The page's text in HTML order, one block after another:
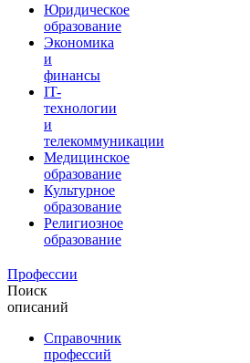
Юридическое
образование
Экономика
и
финансы
IT-
технологии
и
телекоммуникации
Медицинское
образование
Культурное
образование
Религиозное
образование
Профессии
Поиск
описаний
Справочник
профессий